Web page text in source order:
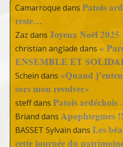
Camarroque dans Patois
reste…
Zaz dans Joyeux Noël 2025
christian anglade dans «
ENSEMBLE ET
Schein dans «Quand
sors mon revolver»
steffdans Patois ardéchois
Briand dans Apophtegmes
BASSET Sylvain dans Les
cette journée du